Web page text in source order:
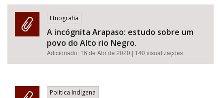
Etnografia
A incógnita Arapaso: estudo sobre um
povo do Alto rio Negro.
Adicionado: 16 de Abr de 2020 | 140 visualizações
Política Indígena